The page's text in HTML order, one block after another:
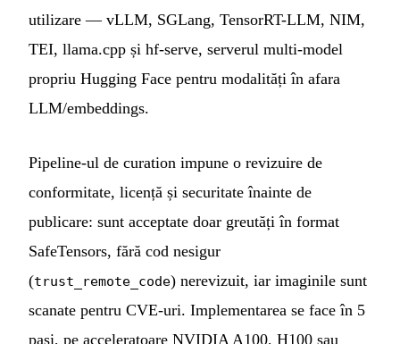
utilizare — vLLM, SGLang, TensorRT-LLM, NIM,
TEI, llama.cpp și hf-serve, serverul multi-model
propriu Hugging Face pentru modalități în afara
LLM/embeddings.
Pipeline-ul de curation impune o revizuire de
conformitate, licență și securitate înainte de
publicare: sunt acceptate doar greutăți în format
SafeTensors, fără cod nesigur
(trust_remote_code) nerevizuit, iar imaginile sunt
scanate pentru CVE-uri. Implementarea se face în 5
pași, pe acceleratoare NVIDIA A100, H100 sau